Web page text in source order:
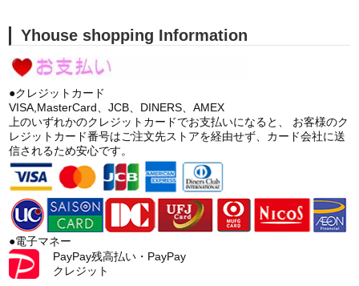
Yhouse shopping Information
●クレジットカード
VISA,MasterCard、JCB、DINERS、AMEX
上のいずれかのクレジットカードでお支払いになると、 お客様のク
レジットカード番号はご注文先ストアを経由せず、カード会社に送
信されるため安心です。
●電子マネー
PayPay残高払い・PayPay
クレジット